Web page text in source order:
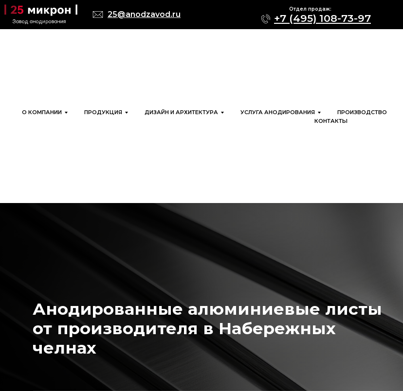
25@anodzavod.ru +7 (495) 108-73-97
Отдел продаж:
О КОМПАНИИ ПРОДУКЦИЯ ДИЗАЙН И АРХИТЕКТУРА УСЛУГА АНОДИРОВАНИЯ ПРОИЗВОДСТВО
КОНТАКТЫ
Анодированные алюминиевые листы
от производителя в Набережных
челнах
+7
политику конфиденциальност
обработку персональных данных
Даю согласие на получение рассылок